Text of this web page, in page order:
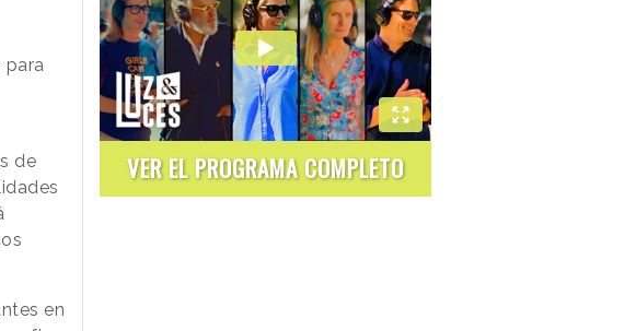
para
de
en
VER EL PROGRAMA COMPLETO